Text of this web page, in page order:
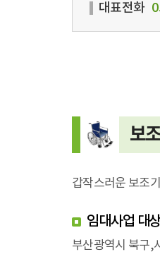
대표전화
보
갑작스러운 보조
임대사업 대
부산광역시 북구,